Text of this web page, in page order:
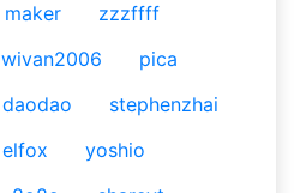
maker
zzzffff
wivan2006
pica
daodao
stephenzhai
elfox
yoshio